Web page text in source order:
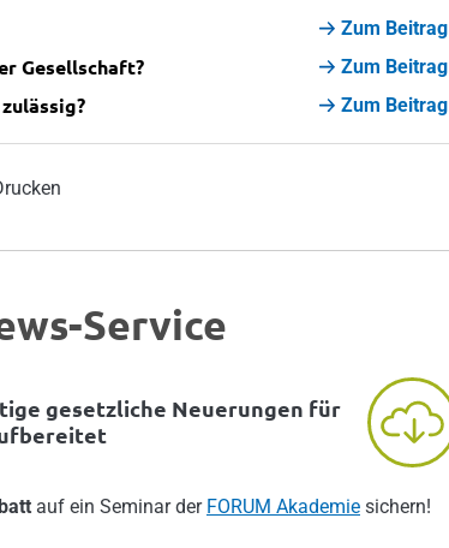
Zum Beitrag
Gesellschaft? Zum Beitrag
Zum Beitrag
Service
gesetzliche Neuerungen für
auf ein Seminar der FORUM Akademie sichern!